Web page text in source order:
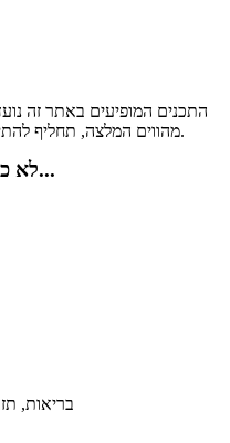
התכנים המופיעים באתר זה
מהווים המלצה, תחליף להתייעצות עם מומחה או קבלת ייעוץ רפואי.
לא כדאי לפספס...
בריאות,